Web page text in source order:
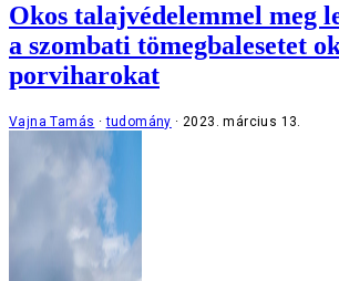
Okos talajvédelemmel meg
a szombati tömegbalesetet
porviharokat
Vajna Tamás tudomány 2023. március 13.